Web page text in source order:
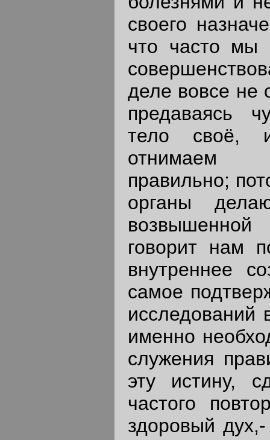
своего
что часто мы
деле вовсе не
предаваясь
тело своё,
отнимаем
правильно;
органы
возвышенной
говорит нам
внутреннее
самое
исследований
именно
служения
эту истину,
частого
здоровый